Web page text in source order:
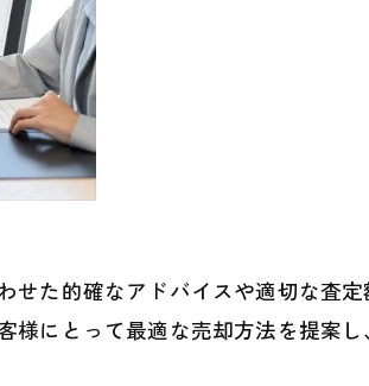
た的確なアドバイスや適切な査定
にとって最適な売却方法を提案し